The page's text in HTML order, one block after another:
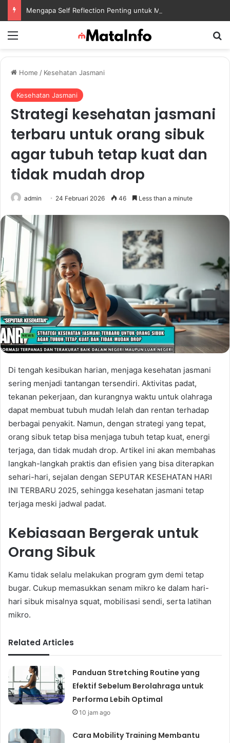
Home / Kesehatan Jasmani
Kesehatan Jasmani
Strategi kesehatan jasmani
terbaru untuk orang sibuk
agar tubuh tetap kuat dan
tidak mudah drop
admin 24 Februari 2026 46 Less than a minute
Di tengah kesibukan harian, menjaga kesehatan jasmani
sering menjadi tantangan tersendiri. Aktivitas padat,
tekanan pekerjaan, dan kurangnya waktu untuk olahraga
dapat membuat tubuh mudah lelah dan rentan terhadap
berbagai penyakit. Namun, dengan strategi yang tepat,
orang sibuk tetap bisa menjaga tubuh tetap kuat, energi
terjaga, dan tidak mudah drop. Artikel ini akan membahas
langkah-langkah praktis dan efisien yang bisa diterapkan
sehari-hari, sejalan dengan SEPUTAR KESEHATAN HARI
INI TERBARU 2025, sehingga kesehatan jasmani tetap
terjaga meski jadwal padat.
Kebiasaan Bergerak untuk
Orang Sibuk
Kamu tidak selalu melakukan program gym demi tetap
bugar. Cukup memasukkan senam mikro ke dalam hari-
hari sibuk misalnya squat, mobilisasi sendi, serta latihan
mikro.
Related Articles
Panduan Stretching Routine yang
Efektif Sebelum Berolahraga untuk
Performa Lebih Optimal
10 jam ago
Cara Mobility Training Membantu